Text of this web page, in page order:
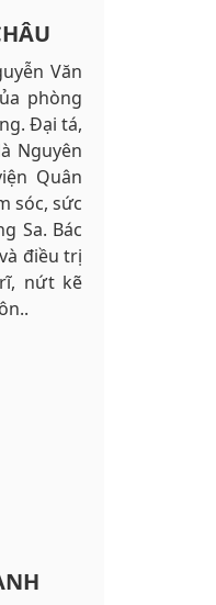
Văn
phòng
Đại tá,
Nguyên
Quân
sóc, sức
Sa. Bác
điều trị
nứt kẽ